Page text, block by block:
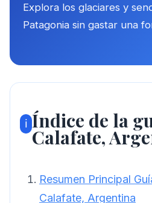
Explora los glaciares y
Patagonia sin gastar una
ℹ️ Índice de la
Calafate,
Resumen Principal
Calafate, Argentina